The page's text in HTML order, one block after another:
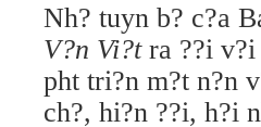
Nh? tuyn b? c?a
V?n Vi?tra ??i v?i
pht tri?n m?t n?n
ch?, hi?n ??i, h?i